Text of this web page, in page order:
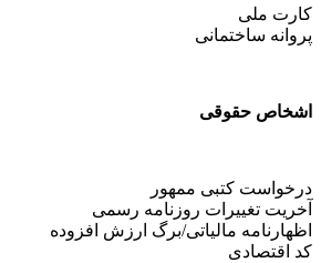
کارت ملی
پروانه ساختمانی
اشخاص حقوقی
درخواست کتبی ممهور
آخریت تغییرات روزنامه رسمی
اظهارنامه مالیاتی/برگ ارزش افزوده
کد اقتصادی